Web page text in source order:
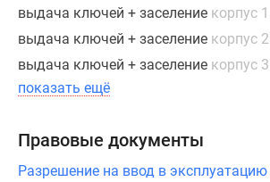
широкими
террасами
и
каминами,
также
варианты
с
выдача ключей + заселение корпус 1
выдача ключей + заселение корпус 2
выдача ключей + заселение корпус 3
показать ещё
Правовые документы
Разрешение на ввод в эксплуатацию